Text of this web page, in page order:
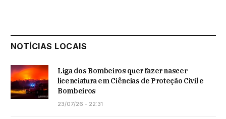
NOTÍCIAS LOCAIS
Liga dos Bombeiros quer fazer nascer
licenciatura em Ciências de Proteção Civil e
Bombeiros
23/07/26 - 22:31